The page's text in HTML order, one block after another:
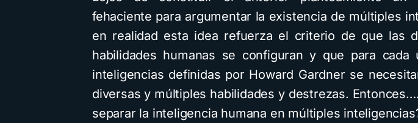
fehaciente para argumentar la existencia de múltiples
en realidad esta idea refuerza el criterio de que las
habilidades humanas se configuran y que para cada
inteligencias definidas por Howard Gardner se
diversas y múltiples habilidades y destrezas.
separar la inteligencia humana en múltiples